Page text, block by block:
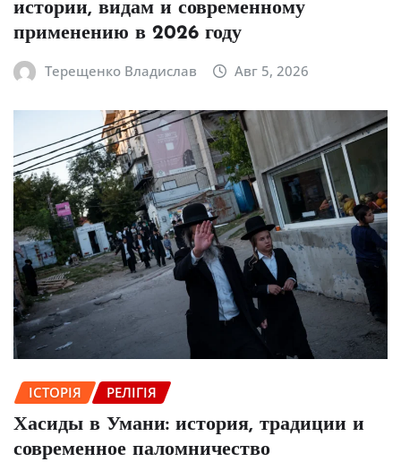
истории, видам и современному
применению в 2026 году
Терещенко Владислав Авг 5, 2026
ІСТОРІЯ РЕЛІГІЯ
Хасиды в Умани: история, традиции и
современное паломничество